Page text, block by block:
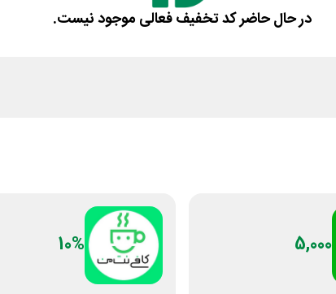
در حال حاضر کد تخفیف فعالی موجود نیست.
5,000
10%